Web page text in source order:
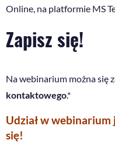
Online, na platformie MS
Zapisz się!
Na webinarium można się
kontaktowego.*
Udział w webinarium
się!